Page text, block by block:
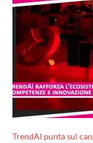
TrendAI punta sul